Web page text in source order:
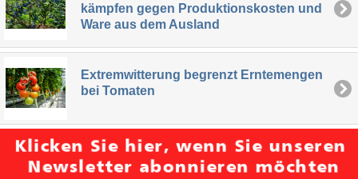
kämpfen gegen Produktionskosten und
Ware aus dem Ausland
Extremwitterung begrenzt Erntemengen
bei Tomaten